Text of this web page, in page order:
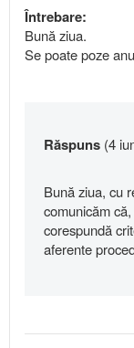
Întrebare:
Bună ziua.
Se poate poze
Răspuns (4
Bună ziua, cu
comunicăm
corespundă
aferente